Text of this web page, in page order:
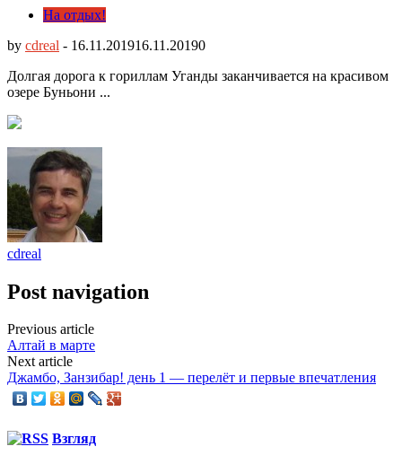
На отдых!
by cdreal - 16.11.201916.11.20190
Долгая дорога к гориллам Уганды заканчивается на красивом
озере Буньони ...
cdreal
Post navigation
Previous article
Алтай в марте
Next article
Джамбо, Занзибар! день 1 — перелёт и первые впечатления
Взгляд